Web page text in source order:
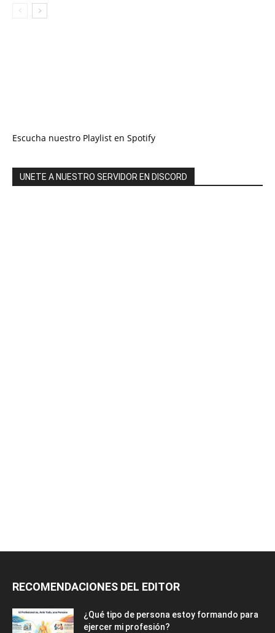
Escucha nuestro Playlist en Spotify
UNETE A NUESTRO SERVIDOR EN DISCORD
RECOMENDACIONES DEL EDITOR
¿Qué tipo de persona estoy formando para
ejercer mi profesión?